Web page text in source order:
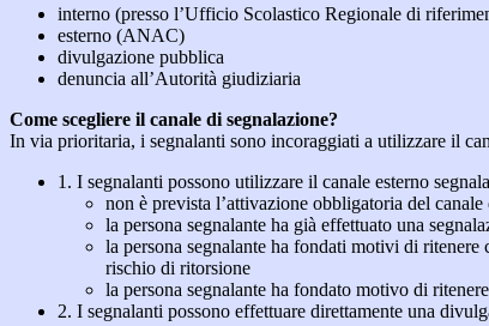
interno (presso l’Ufficio Scolastico Regionale di
esterno (ANAC)
divulgazione pubblica
denuncia all’Autorità giudiziaria
Come scegliere il canale di segnalazione?
In via prioritaria, i segnalanti sono incoraggiati a utilizzare il
1. I segnalanti possono utilizzare il canale esterno
non è prevista l’attivazione obbligatoria del
la persona segnalante ha già effettuato una
la persona segnalante ha fondati motivi di ritenere
rischio di ritorsione
la persona segnalante ha fondato motivo di
2. I segnalanti possono effettuare direttamente una